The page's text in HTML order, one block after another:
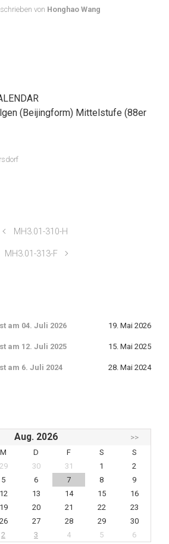
von Honghao Wang
(Beijingform) Mittelstufe (88er
MH3.01-310-H
MH3.01-313-F
am 04. Juli 2026 19. Mai 2026
am 12. Juli 2025 15. Mai 2025
am 6. Juli 2024 28. Mai 2024
Aug. 2026
>>
M D F S
S
29 30 31 1
2
5 6 7 8
9
12 13 14 15
16
19 20 21 22
23
26 27 28 29
30
2 3 4 5
6